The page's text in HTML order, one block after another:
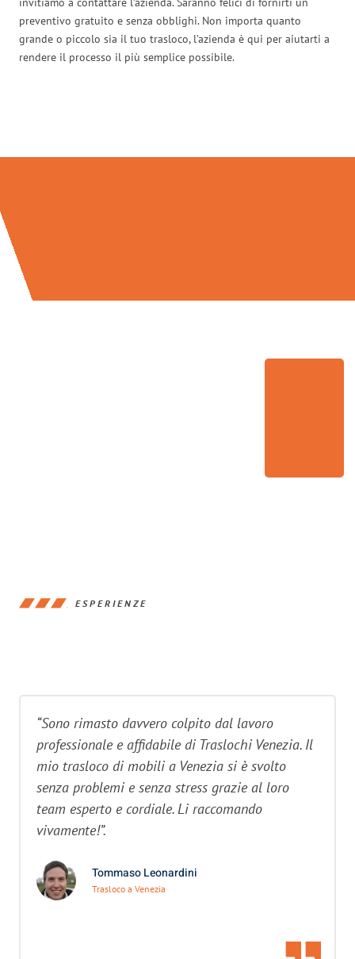
preventivo gratuito e senza obblighi. Non importa quanto
grande o piccolo sia il tuo trasloco, l’azienda è qui per aiutarti a
rendere il processo il più semplice possibile.
ESPERIENZE
“Sono rimasto davvero colpito dal lavoro
professionale e affidabile di Traslochi Venezia. Il
mio trasloco di mobili a Venezia si è svolto
senza problemi e senza stress grazie al loro
team esperto e cordiale. Li raccomando
vivamente!”.
Tommaso Leonardini
Trasloco a Venezia